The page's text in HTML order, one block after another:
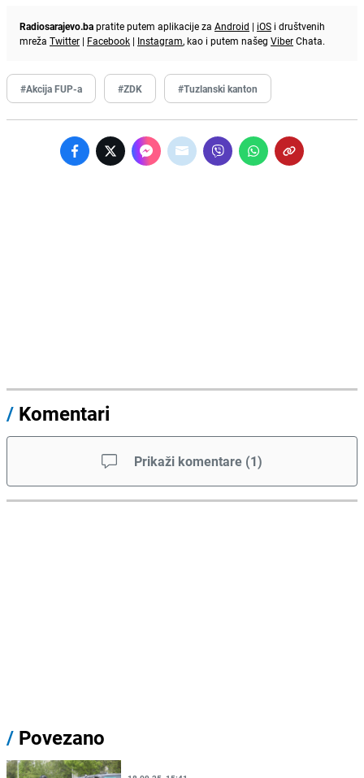
Radiosarajevo.bapratite putem aplikacije za Android | iOS i društvenih
mreža Twitter | Facebook | Instagram, kao i putem našeg ViberChata.
#Akcija FUP-a #ZDK #Tuzlanski kanton
/ Komentari
Prikaži komentare (1)
/ Povezano